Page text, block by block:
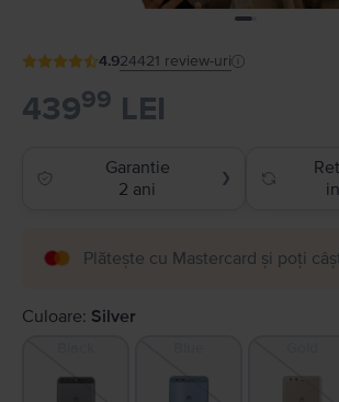
4.924421 review-uri
43999 LEI
Garantie
2 ani
❯
Plătește cu Mastercard și poți
Culoare: Silver